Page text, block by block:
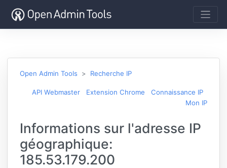
Open Admin Tools Recherche IP
API Webmaster Extension Chrome
Connaissance IP
Mon IP
Informations sur l'adresse IP
géographique:
185.53.179.200